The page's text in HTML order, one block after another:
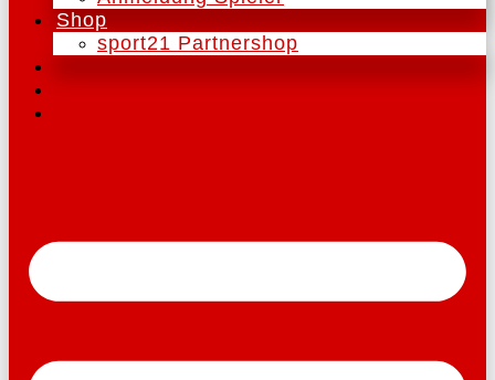
Shop
sport21 Partnershop